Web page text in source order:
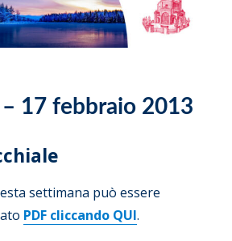
17 febbraio 2013
settimana può essere
PDF cliccando QUI.